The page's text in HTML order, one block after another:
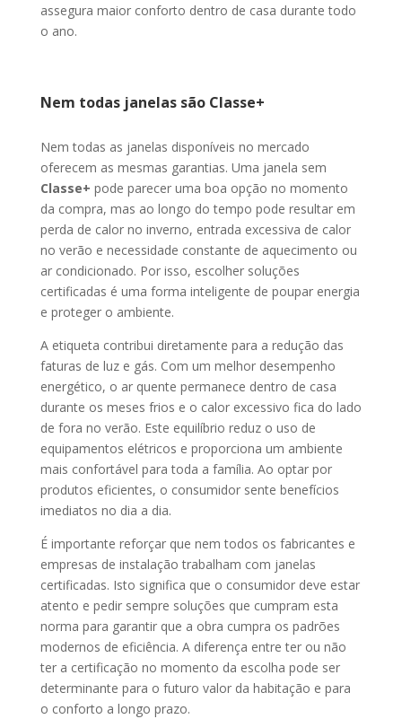
assegura maior conforto dentro de casa durante todo
o ano.
Nem todas janelas são Classe+
Nem todas as janelas disponíveis no mercado
oferecem as mesmas garantias. Uma janela sem
Classe+ pode parecer uma boa opção no momento
da compra, mas ao longo do tempo pode resultar em
perda de calor no inverno, entrada excessiva de calor
no verão e necessidade constante de aquecimento ou
ar condicionado. Por isso, escolher soluções
certificadas é uma forma inteligente de poupar energia
e proteger o ambiente.
A etiqueta contribui diretamente para a redução das
faturas de luz e gás. Com um melhor desempenho
energético, o ar quente permanece dentro de casa
durante os meses frios e o calor excessivo fica do lado
de fora no verão. Este equilíbrio reduz o uso de
equipamentos elétricos e proporciona um ambiente
mais confortável para toda a família. Ao optar por
produtos eficientes, o consumidor sente benefícios
imediatos no dia a dia.
É importante reforçar que nem todos os fabricantes e
empresas de instalação trabalham com janelas
certificadas. Isto significa que o consumidor deve estar
atento e pedir sempre soluções que cumpram esta
norma para garantir que a obra cumpra os padrões
modernos de eficiência. A diferença entre ter ou não
ter a certificação no momento da escolha pode ser
determinante para o futuro valor da habitação e para
o conforto a longo prazo.